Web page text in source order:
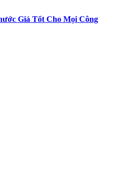
Giá Tốt Cho Mọi Công